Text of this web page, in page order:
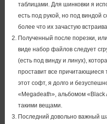
таблицами. Для шинковки я
есть под рукой, но под виндой
более что их зачастую
Полученный после порезки,
виде набор файлов следует
(есть под винду и линух),
проставит все причитающиеся
этот софт, я долго и
«Megadeath», альбомом
такими вещами.
Последний довольно важный